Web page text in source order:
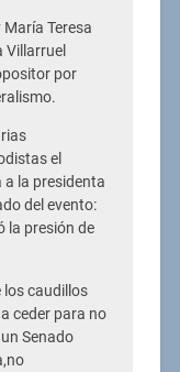
Teresa
Villarruel
por
el
a la presidenta
del evento:
la presión de
los caudillos
ceder para no
Senado